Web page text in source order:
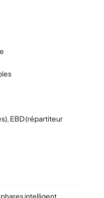
EBD (répartiteur
intelligent